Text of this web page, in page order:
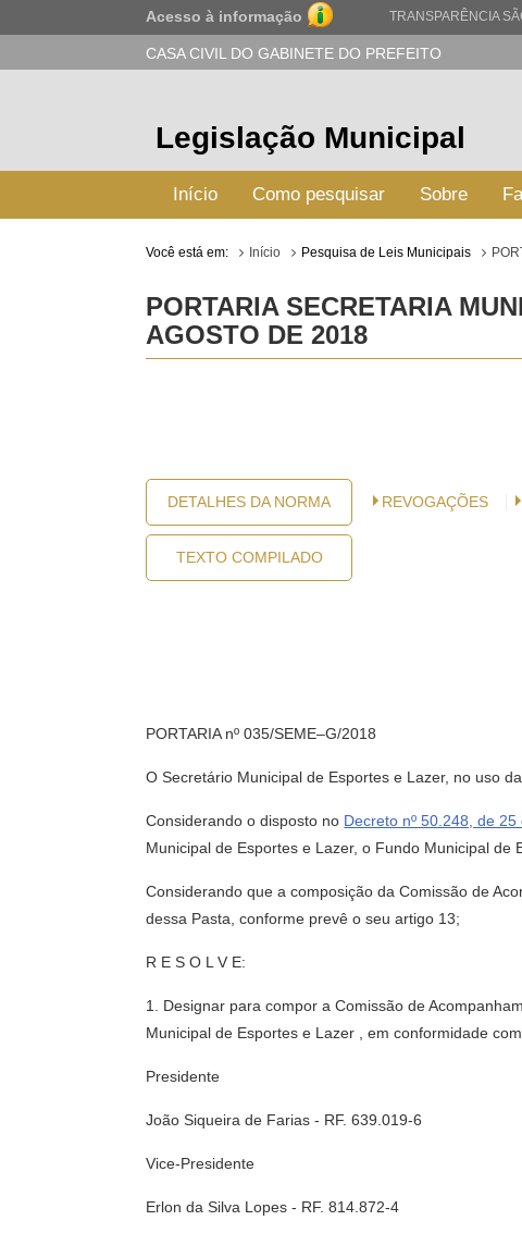
Acesso à informação TRANSPARÊNCIA
CASA CIVIL DO GABINETE DO PREFEITO
Legislação Municipal
Início Como pesquisar Sobre
Você está em: Início Pesquisa de Leis Municipais
PORTARIA SECRETARIA
AGOSTO DE 2018
DETALHES DA NORMA
TEXTO COMPILADO
REVOGAÇÕES
PORTARIA nº 035/SEME–G/2018
O Secretário Municipal de Esportes e Lazer, no uso
Considerando o disposto no Decreto nº 50.248, de
Municipal de Esportes e Lazer, o Fundo Municipal de
Considerando que a composição da Comissão de
dessa Pasta, conforme prevê o seu artigo 13;
R E S O L V E:
1. Designar para compor a Comissão de
Municipal de Esportes e Lazer , em conformidade
Presidente
João Siqueira de Farias - RF. 639.019-6
Vice-Presidente
Erlon da Silva Lopes - RF. 814.872-4